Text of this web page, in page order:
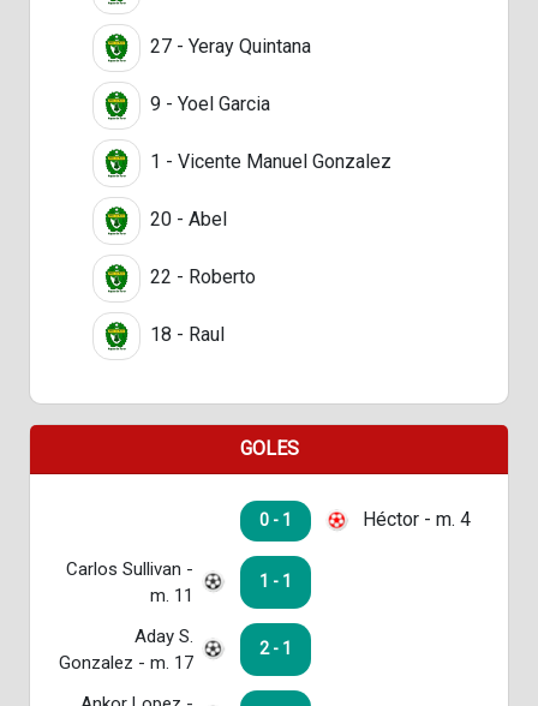
27 - Yeray Quintana
9 - Yoel Garcia
1 - Vicente Manuel Gonzalez
20 - Abel
22 - Roberto
18 - Raul
GOLES
0 - 1 Héctor - m. 4
Carlos Sullivan -
m. 11
1 - 1
Aday S.
Gonzalez - m. 17
2 - 1